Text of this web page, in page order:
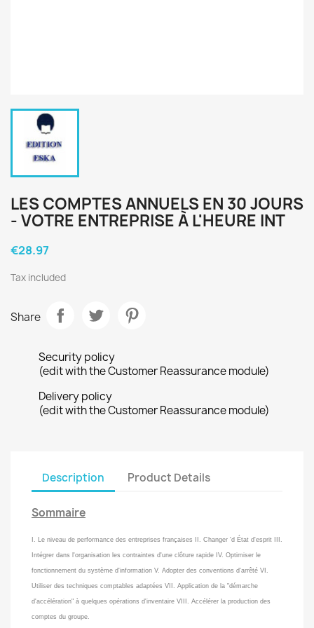
LES COMPTES ANNUELS EN 30 JOURS
- VOTRE ENTREPRISE À L'HEURE INT
€28.97
Tax included
Share
Security policy
(edit with the Customer Reassurance module)
Delivery policy
(edit with the Customer Reassurance module)
Description Product Details
Sommaire
I. Le niveau de performance des entreprises françaises II. Changer 'd État d'esprit III.
Intégrer dans l'organisation les contraintes d'une clôture rapide IV. Optimiser le
fonctionnement du système d'information V. Adopter des conventions d'arrêté VI.
Utiliser des techniques comptables adaptées VII. Application de la "démarche
d'accélération" à quelques opérations d'inventaire VIII. Accélérer la production des
comptes du groupe.